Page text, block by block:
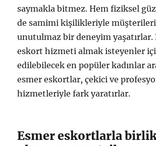
saymakla bitmez. Hem fiziksel
de samimi kişilikleriyle
unutulmaz bir deneyim yaşatırlar.
eskort hizmeti almak isteyenler
edilebilecek en popüler kadınlar
esmer eskortlar, çekici ve
hizmetleriyle fark yaratırlar.
Esmer eskortlarla